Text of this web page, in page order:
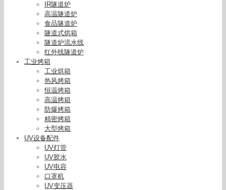
IR隧道炉
高温隧道炉
食品隧道炉
隧道式烘箱
隧道炉流水线
红外线隧道炉
工业烤箱
工业烘箱
热风烤箱
恒温烤箱
高温烤箱
防爆烤箱
精密烤箱
大型烤箱
UV设备配件
UV灯管
UV胶水
UV电容
口罩机
UV变压器